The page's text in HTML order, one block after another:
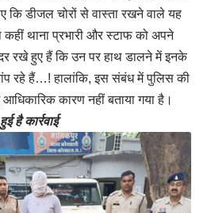
कि डीजल चोरों से वास्ता रखने वाले यह
कहीं थाना प्रभारी और स्टाफ को अपने
रखे हुए हैं कि उन पर हाथ डालने में इनके
रहे हैं…! हालांकि, इस संबंध में पुलिस की
कारण नहीं बताया गया है।
है कार्रवाई